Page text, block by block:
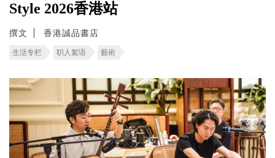
Style 2026香港站
撰文 香港誠品書店
生活专栏 职人絮语 藝術